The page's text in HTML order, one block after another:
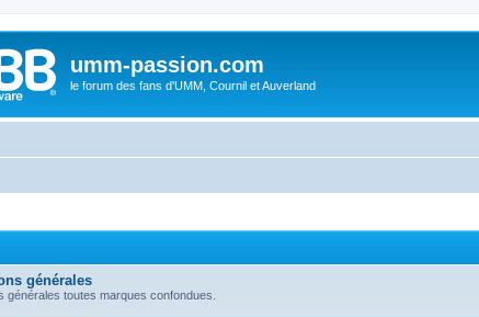
umm-passion.com
le forum des fans d'UMM, Cournil et Auverland
générales
générales toutes marques confondues.